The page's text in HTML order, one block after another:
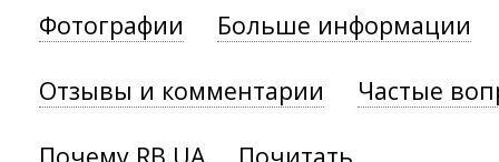
Фотографии Больше информации
Отзывы и комментарии Частые